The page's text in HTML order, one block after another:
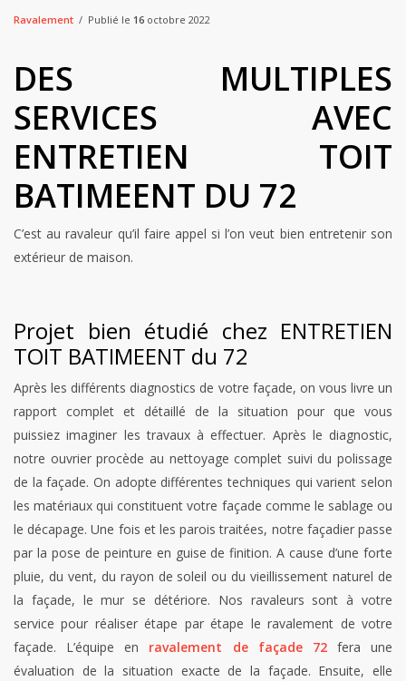
Ravalement Publié le 16 octobre 2022
DES MULTIPLES
SERVICES AVEC
ENTRETIEN TOIT
BATIMEENT DU 72
C’est au ravaleur qu’il faire appel si l’on veut bien entretenir son
extérieur de maison.
Projet bien étudié chez ENTRETIEN
TOIT BATIMEENT du 72
Après les différents diagnostics de votre façade, on vous livre un
rapport complet et détaillé de la situation pour que vous
puissiez imaginer les travaux à effectuer. Après le diagnostic,
notre ouvrier procède au nettoyage complet suivi du polissage
de la façade. On adopte différentes techniques qui varient selon
les matériaux qui constituent votre façade comme le sablage ou
le décapage. Une fois et les parois traitées, notre façadier passe
par la pose de peinture en guise de finition. A cause d’une forte
pluie, du vent, du rayon de soleil ou du vieillissement naturel de
la façade, le mur se détériore. Nos ravaleurs sont à votre
service pour réaliser étape par étape le ravalement de votre
façade. L’équipe en ravalement de façade 72fera une
évaluation de la situation exacte de la façade. Ensuite, elle